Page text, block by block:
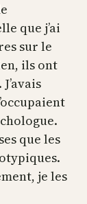
que j’ai
sur le
ils ont
que les
je les